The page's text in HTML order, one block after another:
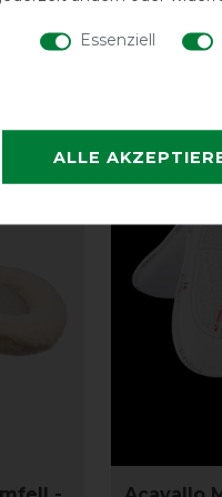
€
198,00 € *
Essenziell
ALLE